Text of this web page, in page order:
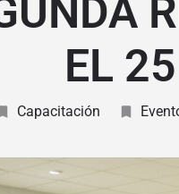
EL 25
Capacitación